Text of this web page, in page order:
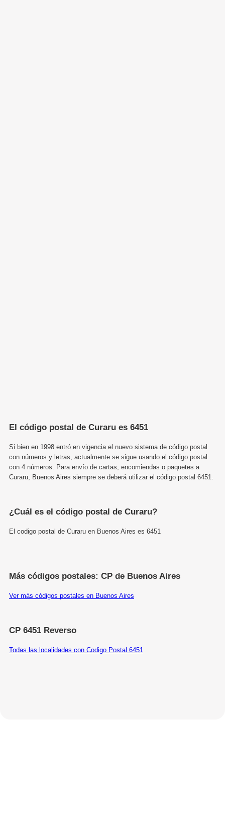
El código postal de Curaru es 6451
Si bien en 1998 entró en vigencia el nuevo sistema de código postal
con números y letras, actualmente se sigue usando el código postal
con 4 números. Para envío de cartas, encomiendas o paquetes a
Curaru, Buenos Aires siempre se deberá utilizar el código postal 6451.
¿Cuál es el código postal de Curaru?
El codigo postal de Curaru en Buenos Aires es 6451
Más códigos postales: CP de Buenos Aires
Ver más códigos postales en Buenos Aires
CP 6451 Reverso
Todas las localidades con Codigo Postal 6451